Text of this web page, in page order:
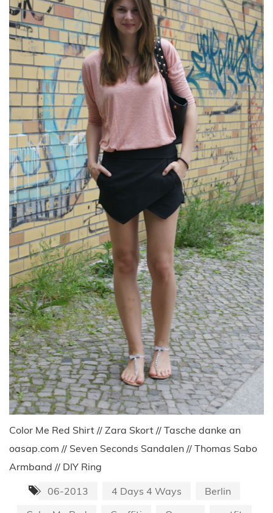
Color Me Red Shirt // Zara Skort // Tasche danke an
oasap.com // Seven Seconds Sandalen // Thomas Sabo
Armband // DIY Ring
06-2013
4 Days 4 Ways
Berlin